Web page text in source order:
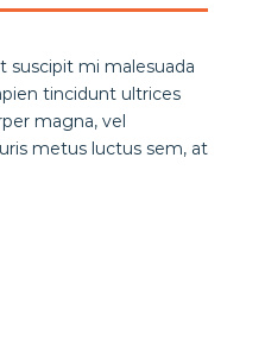
suscipit mi malesuada
tincidunt ultrices
magna, vel
metus luctus sem, at